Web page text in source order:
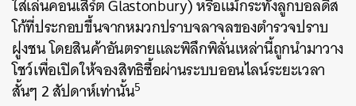
ใส่เล่นคอนเสิร์ต Glastonbury) หรือแม้กระทั่งลูกบอลดิส
โก้ที่ประกอบขึ้นจากหมวกปราบจลาจลของตำรวจปราบ
ฝูงชน โดยสินค้าอันตรายและพิลึกพิลั่นเหล่านี้ถูกนำมาวาง
โชว์เพื่อเปิดให้จองสิทธิซื้อผ่านระบบออนไลน์ระยะเวลา
สั้นๆ 2 สัปดาห์เท่านั้น5